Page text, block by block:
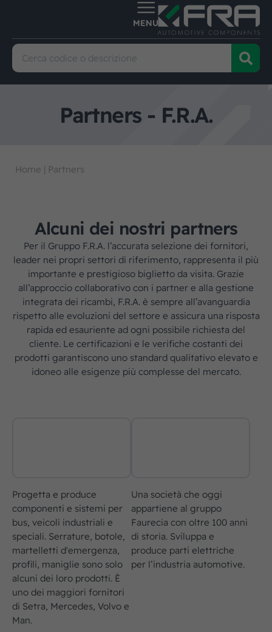
Partners - F.R.A.
Home | Partners
Alcuni dei nostri partners
Per il Gruppo F.R.A. l’accurata selezione dei fornitori,
leader nei propri settori di riferimento, rappresenta il più
importante e prestigioso biglietto da visita. Grazie
all’approccio collaborativo con i partner e alla gestione
integrata dei ricambi, F.R.A. è sempre all’avanguardia
rispetto alle evoluzioni del settore e assicura una risposta
rapida ed esauriente ad ogni possibile richiesta del
cliente. Le certificazioni e le verifiche costanti dei
prodotti garantiscono uno standard qualitativo elevato e
idoneo alle esigenze più complesse del mercato.
Progetta e produce
componenti e sistemi per
bus, veicoli industriali e
speciali. Serrature, botole,
martelletti d'emergenza,
profili, maniglie sono solo
alcuni dei loro prodotti. È
uno dei maggiori fornitori
di Setra, Mercedes, Volvo e
Man.
Una società che oggi
appartiene al gruppo
Faurecia con oltre 100 anni
di storia. Sviluppa e
produce parti elettriche
per l’industria automotive.